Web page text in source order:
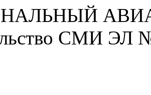
СМИ ЭЛ